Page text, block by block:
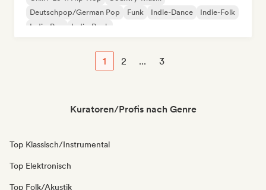
Deutschpop/German Pop
Funk Indie-Dance
Indie-Folk
Indie-Pop
Indie-Rock
1 2 ... 3
Kuratoren/Profis nach Genre
Top Klassisch/Instrumental
Top Elektronisch
Top Folk/Akustik